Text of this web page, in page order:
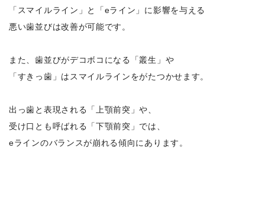
「スマイルライン」と「eライン」に影響を与える
悪い歯並びは改善が可能です。
また、歯並びがデコボコになる「叢生」や
「すきっ歯」はスマイルラインをがたつかせます。
出っ歯と表現される「上顎前突」や、
受け口とも呼ばれる「下顎前突」では、
eラインのバランスが崩れる傾向にあります。